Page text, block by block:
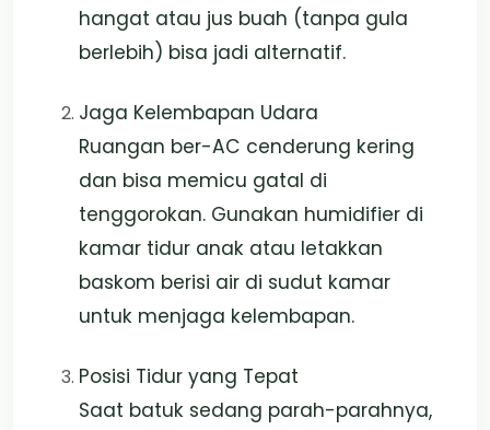
hangat atau jus buah (tanpa gula
berlebih) bisa jadi alternatif.
Jaga Kelembapan Udara
Ruangan ber-AC cenderung kering
dan bisa memicu gatal di
tenggorokan. Gunakan humidifier di
kamar tidur anak atau letakkan
baskom berisi air di sudut kamar
untuk menjaga kelembapan.
Posisi Tidur yang Tepat
Saat batuk sedang parah-parahnya,